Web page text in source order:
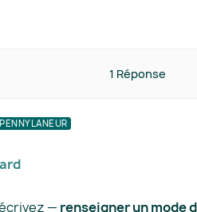
1 Réponse
PENNYLANEUR
— renseigner un mode